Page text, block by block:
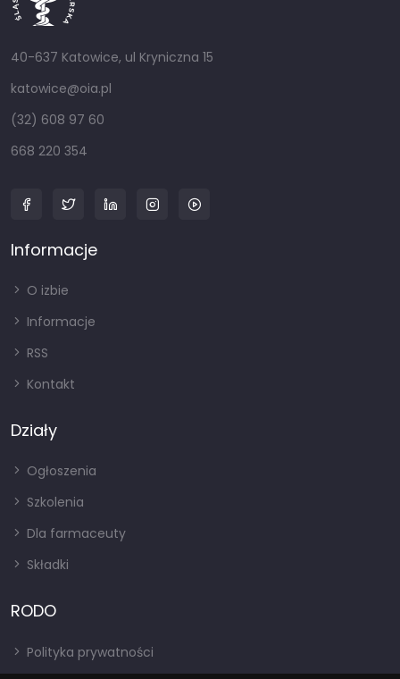
40-637 Katowice, ul Kryniczna 15
katowice@oia.pl
(32) 608 97 60
668 220 354
Informacje
O izbie
Informacje
RSS
Kontakt
Działy
Ogłoszenia
Szkolenia
Dla farmaceuty
Składki
RODO
Polityka prywatności